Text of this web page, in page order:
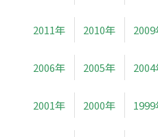
2011年 2010年
2006年 2005年
2001年 2000年